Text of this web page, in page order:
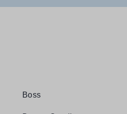
Boss